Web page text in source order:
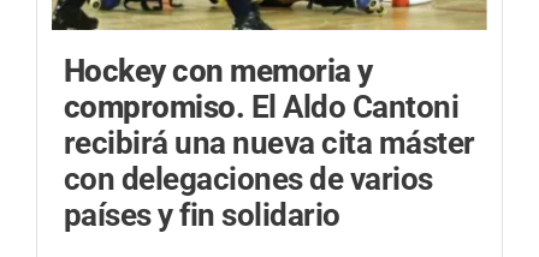
Hockey con memoria y
compromiso. El Aldo Cantoni
recibirá una nueva cita máster
con delegaciones de varios
países y fin solidario